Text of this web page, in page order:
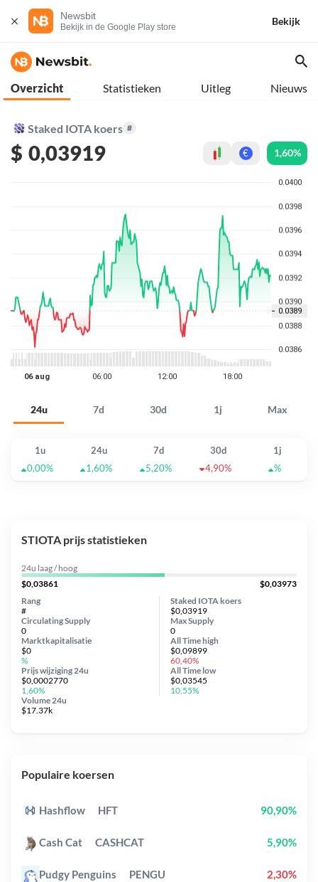
Newsbit
Bekijk in de Google Play store
Bekijk
Overzicht Statistieken Uitleg Nieuws
Staked IOTA koers #
$ 0,03919 € 1,60%
24u 7d 30d 1j Max
1u 24u 7d 30d
1j
0,00%
1,60% 5,20% 4,90% %
STIOTA prijs statistieken
24u laag / hoog
$0,03861
$0,03973
Staked IOTA koers
$0,03919
Circulating Supply
0
Prijs wijziging 24u
$0,0002770
1,60%
Max Supply
0
Marktkapitalisatie
$0
%
Volume 24u
$17.37k
Rang
#
All Timehigh
$0,09899
60,40%
All Time low
$0,03545
10,55%
Populaire koersen
Hashflow HFT 90,90%
Cash Cat CASHCAT 5,90%
Pudgy Penguins PENGU 2,30%